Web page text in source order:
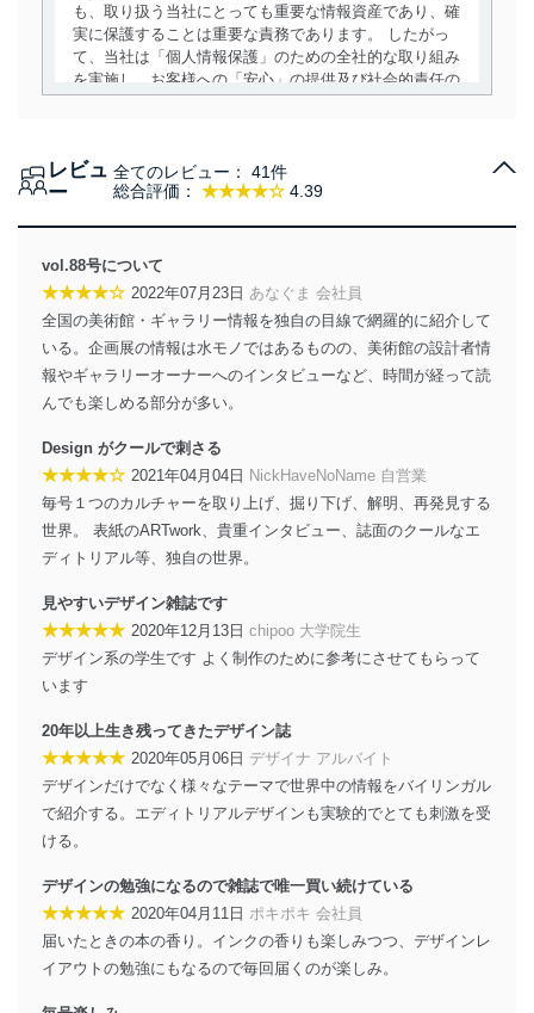
も、取り扱う当社にとっても重要な情報資産であり、確
実に保護することは重要な責務であります。 したがっ
て、当社は「個人情報保護」のための全社的な取り組み
を実施し、お客様への「安心」の提供及び社会的責任の
当社は、個人情報の取得・利用・提供に際して、その利
得・利用・提供を行います。また、当社が保有している
供・開示は行いません。当社においてはこれらの取り組
みを確実にするため、従業者等の教育を徹底してまいり
ます。また、目的外利用を行わないために、適切な管理
措置を講じます。
法令遵守
当社は、個人情報に関連する法令、国が定める指針及び
その他の規範を遵守します。また、当社の管理の仕組み
に、これらの法令及びその他の規範を常に適合させま
す。
個人情報の安全管理措置
当社は、個人情報の正確性及び安全性を確保するため
に、下記セキュリティ対策をはじめとする安全対策を実
施し、個人情報の漏えい、滅失またはき損の防止及び是
正に努めます。
個人データを取り扱うことのできる機器及び当該
機器を取り扱う従業者を明確化し、 個人データへ
の不要なアクセスを防止しています。
アクセス者の識別と認証
ベース等を取り扱う情報システムを使用する従業
者を識別・認証しています。
外部からの不正アクセス等の防止
システムを最新の状態に保持しています。
レビュ
ー
総合評価： ★★★★☆ 4.39
全てのレビュー： 41件
vol.88号について
★★★★☆ 2022年07月23日 あなぐま 会社員
全国の美術館・ギャラリー情報を独自の目線で網羅的に紹介して
いる。企画展の情報は水モノではあるものの、美術館の設計者情
報やギャラリーオーナーへのインタビューなど、時間が経って読
んでも楽しめる部分が多い。
Design がクールで刺さる
★★★★☆ 2021年04月04日 NickHaveNoName 自営業
毎号１つのカルチャーを取り上げ、掘り下げ、解明、再発見する
世界。 表紙のARTwork、貴重インタビュー、誌面のクールなエ
ディトリアル等、独自の世界。
見やすいデザイン雑誌です
★★★★★ 2020年12月13日 chipoo 大学院生
デザイン系の学生です よく制作のために参考にさせてもらって
います
20年以上生き残ってきたデザイン誌
★★★★★ 2020年05月06日 デザイナ アルバイト
デザインだけでなく様々なテーマで世界中の情報をバイリンガル
で紹介する。エディトリアルデザインも実験的でとても刺激を受
ける。
デザインの勉強になるので雑誌で唯一買い続けている
★★★★★ 2020年04月11日 ポキポキ 会社員
届いたときの本の香り。インクの香りも楽しみつつ、デザインレ
イアウトの勉強にもなるので毎回届くのが楽しみ。